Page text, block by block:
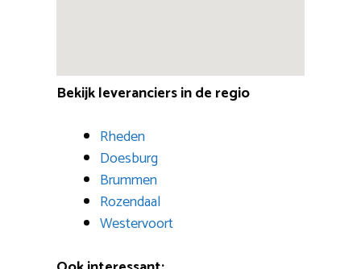
Bekijk leveranciers in de regio
Rheden
Doesburg
Brummen
Rozendaal
Westervoort